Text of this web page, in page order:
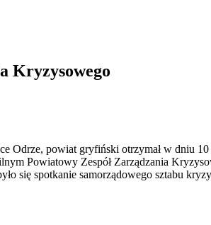
Kryzysowego
Odrze, powiat gryfiński otrzymał w dniu
Powiatowy Zespół Zarządzania
się spotkanie samorządowego sztabu